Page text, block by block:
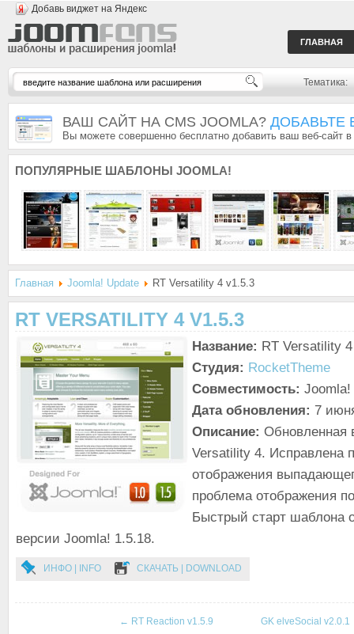
Добавь виджет на Яндекс
ГЛАВНАЯ
Тематика:
ВАШ САЙТ НА CMS JOOMLA? ДОБАВЬТЕ
Вы можете совершенно бесплатно добавить ваш веб-сайт
ПОПУЛЯРНЫЕ ШАБЛОНЫ JOOMLA!
Главная Joomla! Update RT Versatility 4 v1.5.3
RT VERSATILITY 4 V1.5.3
Название: RT Versatility
Студия: RocketTheme
Совместимость:
Дата обновления: 7
Описание: Обновленная
Versatility 4. Исправлена
отображения
проблема отображения
Быстрый старт шаблона
версии Joomla! 1.5.18.
ИНФО | INFO СКАЧАТЬ | DOWNLOAD
← RT Reaction v1.5.9 GK elveSocial v2.0.1